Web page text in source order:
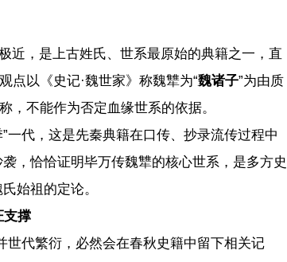
近，是上古姓氏、世系最原始的典籍之一，直
点以《史记·魏世家》称魏犨为“魏诸子”为由质
，不能作为否定血缘世系的依据。
一代，这是先秦典籍在口传、抄录流传过程中
，恰恰证明毕万传魏犨的核心世系，是多方史
始祖的定论。
支撑
世代繁衍，必然会在春秋史籍中留下相关记